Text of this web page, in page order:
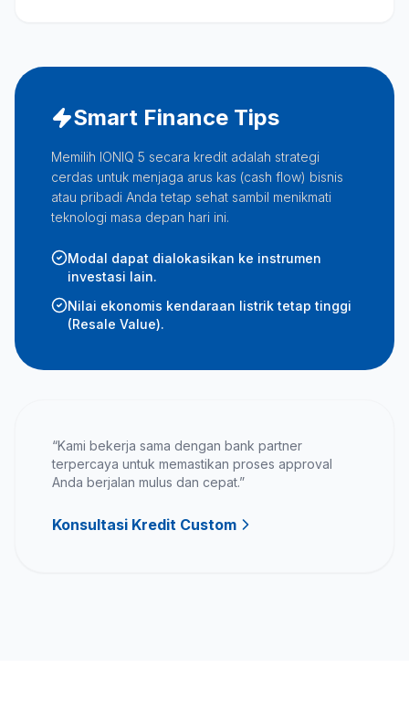
Smart Finance Tips
Memilih IONIQ 5 secara kredit adalah strategi
cerdas untuk menjaga arus kas (cash flow) bisnis
atau pribadi Anda tetap sehat sambil menikmati
teknologi masa depan hari ini.
Modal dapat dialokasikan ke instrumen
investasi lain.
Nilai ekonomis kendaraan listrik tetap tinggi
(Resale Value).
“Kami bekerja sama dengan bank partner
terpercaya untuk memastikan proses approval
Anda berjalan mulus dan cepat.”
Konsultasi Kredit Custom